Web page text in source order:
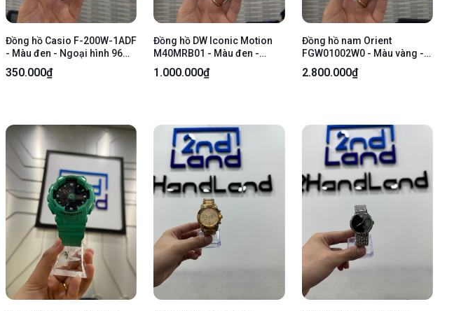
Đồng hồ Casio F-200W-1ADF
- Màu đen - Ngoại hình 96% -
Trầy, mòn, đã thay dây -
Body
350.000₫
Đồng hồ DW Iconic Motion
M40MRB01 - Màu đen -
Ngoại hình: 97% - Body +
mặt xước mèo - Body
1.000.000₫
Đồng hồ nam Orient
FGW01002W0 - Màu vàng -
Ngoại hình: 97% - Dây da
sờn nhẹ, mặt sau ố nhẹ -
2.800.000₫